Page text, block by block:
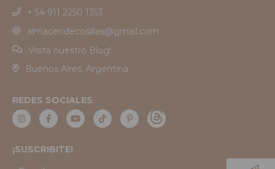
+ 54 911 2250 1353
almacendecosillas@gmail.com
Visita nuestro Blog!
Buenos Aires, Argentina
REDES SOCIALES
¡SUSCRIBITE!